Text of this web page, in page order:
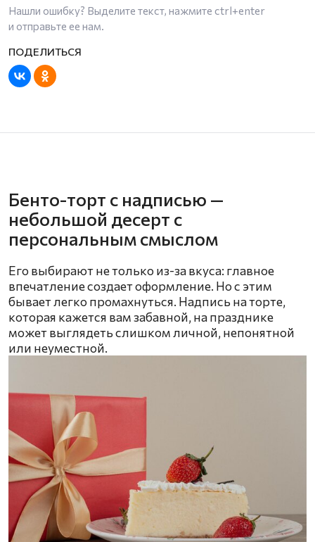
Нашли ошибку? Выделите текст, нажмите ctrl+enter
и отправьте ее нам.
Бенто-торт с надписью —
небольшой десерт с
персональным смыслом
Его выбирают не только из-за вкуса: главное
впечатление создает оформление. Но с этим
бывает легко промахнуться. Надпись на торте,
которая кажется вам забавной, на празднике
может выглядеть слишком личной, непонятной
или неуместной.